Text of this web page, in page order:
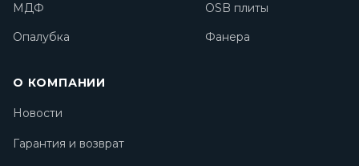
МДФ
OSB плиты
Опалубка
Фанера
О КОМПАНИИ
Новости
Гарантия и возврат